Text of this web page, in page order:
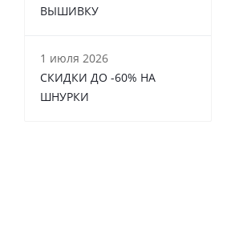
ВЫШИВКУ
1 июля 2026
СКИДКИ ДО -60% НА
ШНУРКИ